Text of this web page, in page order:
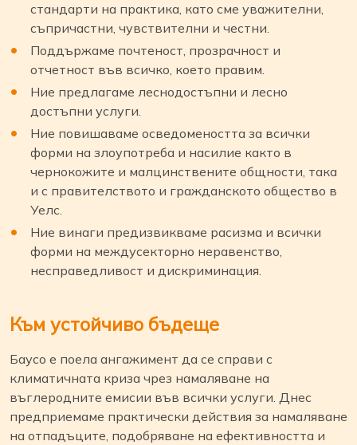
стандарти на практика, като сме уважителни,
съпричастни, чувствителни и честни.
Поддържаме почтеност, прозрачност и
отчетност във всичко, което правим.
Ние предлагаме леснодостъпни и лесно
достъпни услуги.
Ние повишаваме осведомеността за всички
форми на злоупотреба и насилие както в
чернокожите и малцинствените общности, така
и с правителството и гражданското общество в
Уелс.
Ние винаги предизвикваме расизма и всички
форми на междусекторно неравенство,
несправедливост и дискриминация.
Към устойчиво бъдеще
Баусо е поела ангажимент да се справи с
климатичната криза чрез намаляване на
въглеродните емисии във всички услуги. Днес
предприемаме практически действия за намаляване
на отпадъците, подобряване на ефективността и